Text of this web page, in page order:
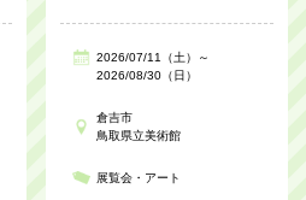
2026/07/11（土）～
2026/08/30（日）
倉吉市
鳥取県立美術館
展覧会・アート